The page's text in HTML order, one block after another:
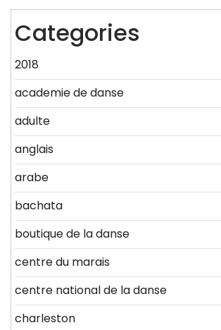
Categories
2018
academie de danse
adulte
anglais
arabe
bachata
boutique de la danse
centre du marais
centre national de la danse
charleston